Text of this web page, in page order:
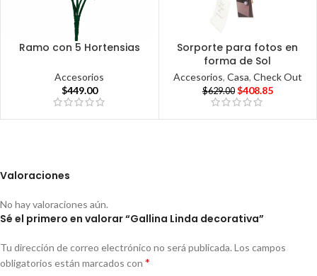
Ramo con 5 Hortensias
Accesorios
$449.00
Sorporte para fotos en
forma de Sol
Accesorios, Casa, Check Out
$629.00 $408.85
Valoraciones
No hay valoraciones aún.
Sé el primero en valorar “Gallina Linda decorativa”
Tu dirección de correo electrónico no será publicada. Los campos
obligatorios están marcados con *